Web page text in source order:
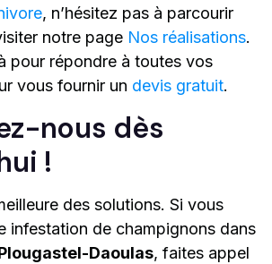
, n’hésitez pas à parcourir
notre page Nos réalisations.
pour répondre à toutes vos
vous fournir un devis gratuit.
nous dès
!
des solutions. Si vous
infestation de champignons dans
Daoulas, faites appel